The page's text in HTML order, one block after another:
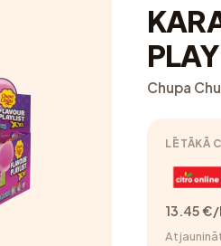
Chupa
LĒTĀKĀ
13.45